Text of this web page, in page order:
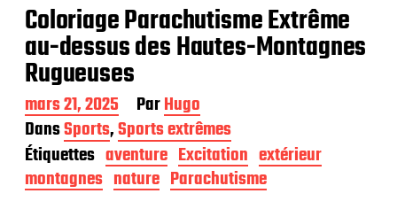
Coloriage Parachutisme Extrême
au-dessus des Hautes-Montagnes
Rugueuses
D
a
t
e
d
e
mars 21, 2025 ParHugo
DansSports,Sports extrêmes
Étiquettes aventure Excitation extérieur
montagnes nature Parachutisme